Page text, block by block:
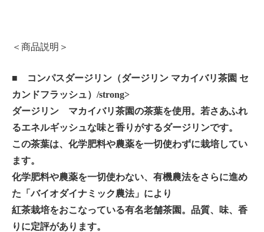
＜商品説明＞
■
コンパスダージリン（ダージリン マカイバリ茶園 セ
カンドフラッシュ）/strong>
ダージリン マカイバリ茶園の茶葉を使用。若さあふれ
るエネルギッシュな味と香りがするダージリンです。
この茶葉は、化学肥料や農薬を一切使わずに栽培してい
ます。
化学肥料や農薬を一切使わない、有機農法をさらに進め
た「バイオダイナミック農法」により
紅茶栽培をおこなっている有名老舗茶園。品質、味、香
りに定評があります。